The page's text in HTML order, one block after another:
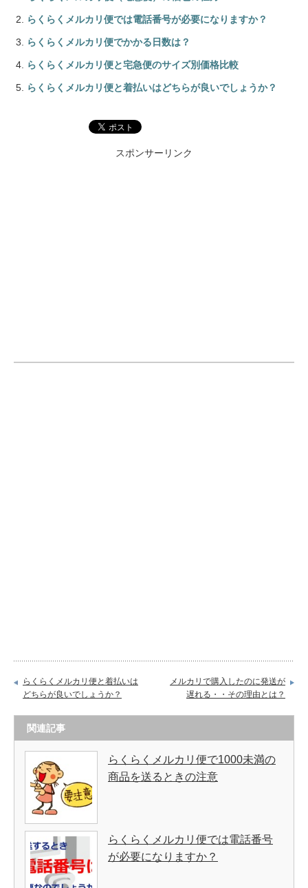
らくらくメルカリ便では電話番号が必要になりますか？
らくらくメルカリ便でかかる日数は？
らくらくメルカリ便と宅急便のサイズ別価格比較
らくらくメルカリ便と着払いはどちらが良いでしょうか？
スポンサーリンク
らくらくメルカリ便と着払いは
どちらが良いでしょうか？
メルカリで購入したのに発送が
遅れる・・その理由とは？
関連記事
らくらくメルカリ便で1000未満の
商品を送るときの注意
らくらくメルカリ便では電話番号
が必要になりますか？